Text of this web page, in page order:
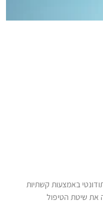
באמצעות קשתיות
את שיטת הטיפול